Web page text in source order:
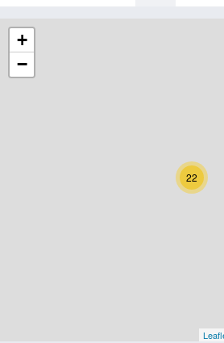
Vorarlberg
22
+
−